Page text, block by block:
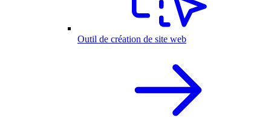
Outil de création de site web